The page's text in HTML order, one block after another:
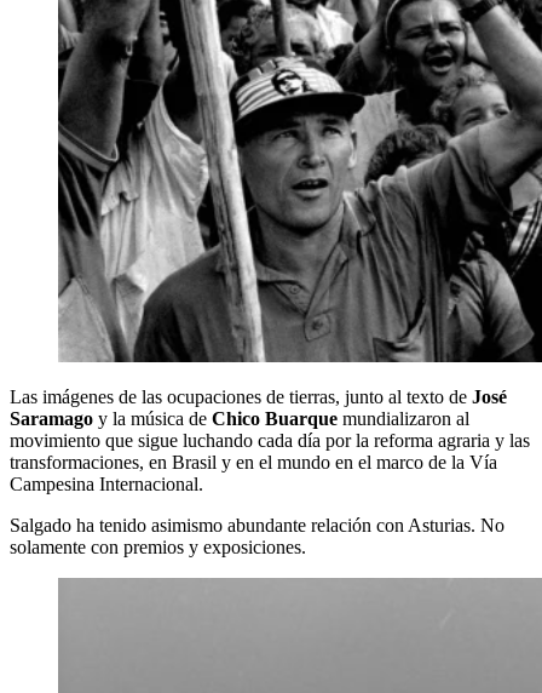
Las imágenes de las ocupaciones de tierras, junto al texto de José
Saramago y la música de Chico Buarque mundializaron al
movimiento que sigue luchando cada día por la reforma agraria y las
transformaciones, en Brasil y en el mundo en el marco de la Vía
Campesina Internacional.
Salgado ha tenido asimismo abundante relación con Asturias. No
solamente con premios y exposiciones.